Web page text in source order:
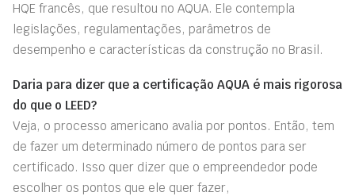
HQE francês, que resultou no AQUA. Ele contempla
legislações, regulamentações, parâmetros de
desempenho e características da construção no Brasil.
Daria para dizer que a certificação AQUA é mais rigorosa
do que o LEED?
Veja, o processo americano avalia por pontos. Então, tem
de fazer um determinado número de pontos para ser
certificado. Isso quer dizer que o empreendedor pode
escolher os pontos que ele quer fazer,